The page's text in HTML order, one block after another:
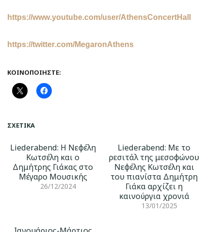
https://www.youtube.com/user/AthensConcertHall
https://twitter.com/MegaronAthens
ΚΟΙΝΟΠΟΙΉΣΤΕ:
ΣΧΕΤΙΚΆ
Liederabend: Η Νεφέλη
Κωτσέλη και ο
Δημήτρης Γιάκας στο
Μέγαρο Μουσικής
26/12/2024
Liederabend: Με το
ρεσιτάλ της μεσοφώνου
Νεφέλης Κωτσέλη και
του πιανίστα Δημήτρη
Γιάκα αρχίζει η
καινούργια χρονιά
13/01/2025